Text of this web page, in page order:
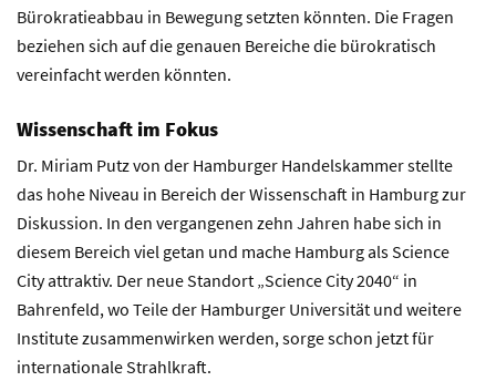
Bürokratieabbau in Bewegung setzten könnten. Die Fragen
beziehen sich auf die genauen Bereiche die bürokratisch
vereinfacht werden könnten.
Wissenschaft im Fokus
Dr. Miriam Putz von der Hamburger Handelskammer stellte
das hohe Niveau in Bereich der Wissenschaft in Hamburg zur
Diskussion. In den vergangenen zehn Jahren habe sich in
diesem Bereich viel getan und mache Hamburg als Science
City attraktiv. Der neue Standort „Science City 2040“ in
Bahrenfeld, wo Teile der Hamburger Universität und weitere
Institute zusammenwirken werden, sorge schon jetzt für
internationale Strahlkraft.